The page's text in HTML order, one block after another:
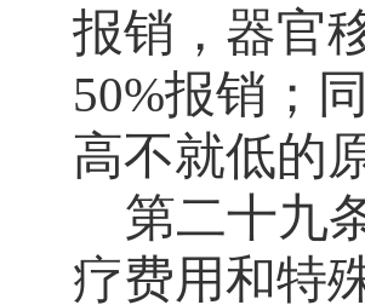
报销，器官
50%报销；
高不就低的
第二十九
疗费用和特